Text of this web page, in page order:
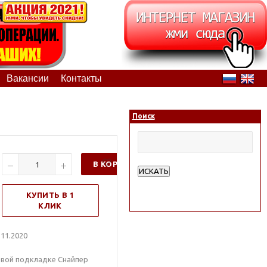
Вакансии Контакты
В КОРЗИНУ
КУПИТЬ В 1
КЛИК
подкладке Снайпер
Поиск
ИСКАТЬ